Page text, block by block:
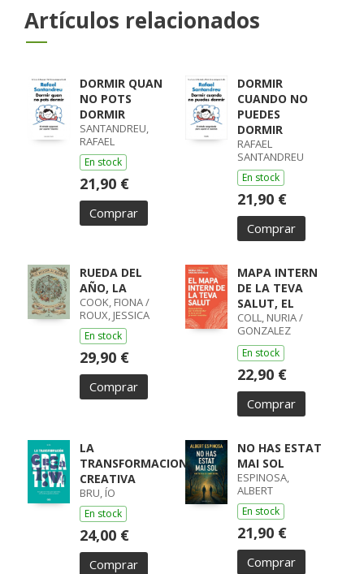
Artículos relacionados
DORMIR QUAN
NO POTS
DORMIR
SANTANDREU,
RAFAEL
En stock
21,90 €
Comprar
DORMIR
CUANDO NO
PUEDES
DORMIR
RAFAEL
SANTANDREU
En stock
21,90 €
Comprar
RUEDA DEL
AÑO, LA
COOK, FIONA /
ROUX, JESSICA
En stock
29,90 €
Comprar
MAPA INTERN
DE LA TEVA
SALUT, EL
COLL, NURIA /
GONZALEZ
ALVAREZ, CARLOS
En stock
22,90 €
Comprar
LA
TRANSFORMACION
CREATIVA
BRU, ÍO
En stock
24,00 €
Comprar
NO HAS ESTAT
MAI SOL
ESPINOSA,
ALBERT
En stock
21,90 €
Comprar